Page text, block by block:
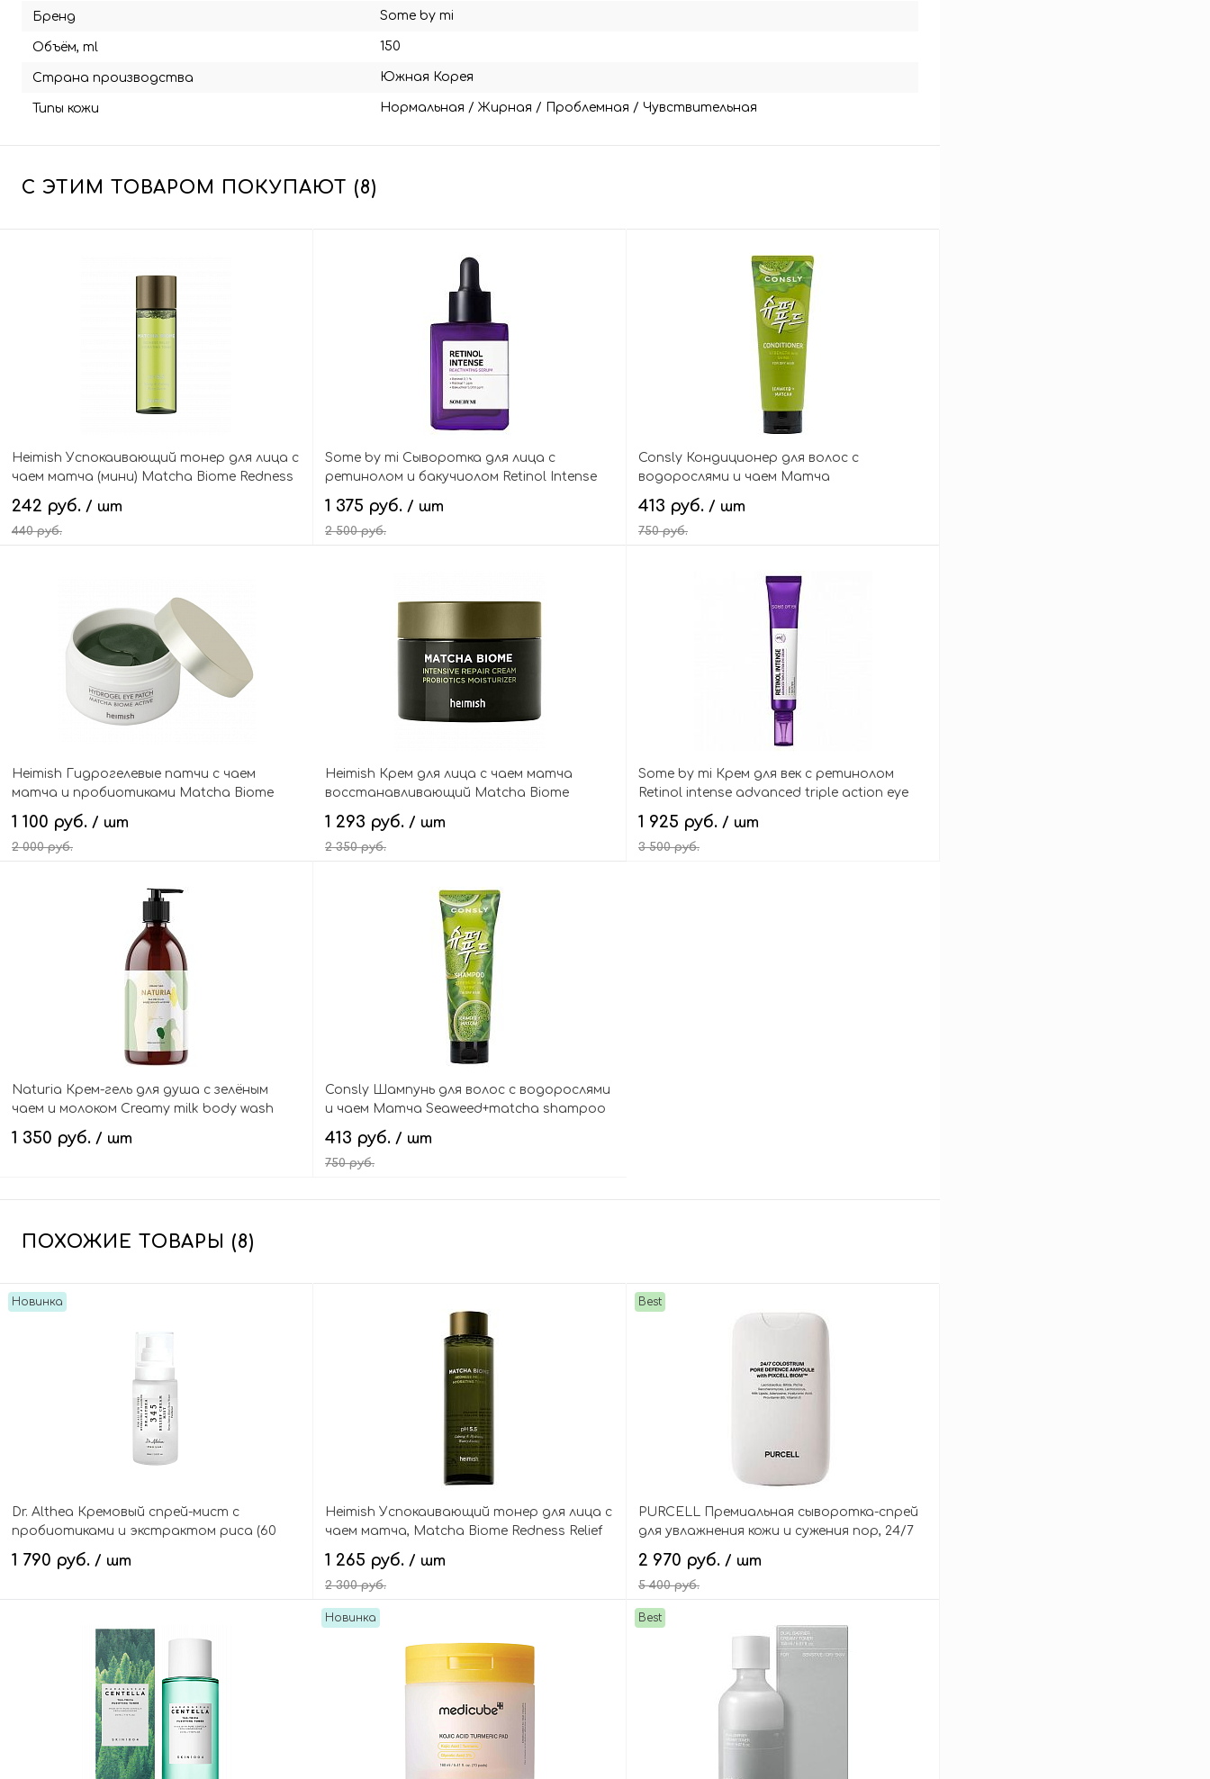
Бренд Some by mi
Объём, ml 150
Страна производства Южная Корея
Типы кожи Нормальная / Жирная / Проблемная / Чувствительная
С ЭТИМ ТОВАРОМ ПОКУПАЮТ (8)
Heimish Успокаивающий тонер для лица с
чаем матча (мини) Matcha Biome Redness
Relief Hydrating Toner Mini
242 руб. / шт
440 руб.
Some by mi Сыворотка для лица с
ретинолом и бакучиолом Retinol Intense
Reactivating Serum
1 375 руб. / шт
2 500 руб.
Consly Кондиционер для волос с
водорослями и чаем Матча
Seaweed+matcha Conditioner Strength and
Shine
413 руб. / шт
750 руб.
В корзину
Heimish Гидрогелевые патчи с чаем
матча и пробиотиками Matcha Biome
Active Hydrogel Eye Patch
1 100 руб. / шт
2 000 руб.
В корзину
Heimish Крем для лица с чаем матча
восстанавливающий Matcha Biome
Intensive Repair Cream
1 293 руб. / шт
2 350 руб.
В корзину
Some by mi Крем для век с ретинолом
Retinol intense advanced triple action eye
cream
1 925 руб. / шт
3 500 руб.
Naturia Крем-гель для душа с зелёным
чаем и молоком Creamy milk body wash
green tea
1 350 руб. / шт
Consly Шампунь для волос с водорослями
и чаем Матча Seaweed+matcha shampoo
strength and shine
413 руб. / шт
750 руб.
ПОХОЖИЕ ТОВАРЫ (8)
Новинка
Dr. Althea Кремовый спрей-мист с
пробиотиками и экстрактом риса (60
мл), 345 Relief Cream Mist 60 ml
1 790 руб. / шт
В корзину
Heimish Успокаивающий тонер для лица с
чаем матча, Matcha Biome Redness Relief
Hydrating Toner
1 265 руб. / шт
2 300 руб.
Best
PURCELL Премиальная сыворотка-спрей
для увлажнения кожи и сужения пор, 24/7
Pore Defence Ampoule with Pixcell Biom™
2 970 руб. / шт
5 400 руб.
В корзину
Новинка Best